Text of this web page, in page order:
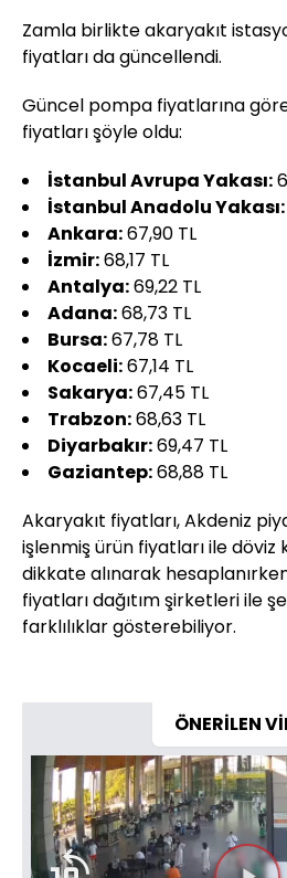
Zamla birlikte akaryakıt
fiyatları da güncellendi.
Güncel pompa fiyatlarına
fiyatları şöyle oldu:
İstanbul Avrupa Yakası:
İstanbul Anadolu Yakası:
Ankara:67,90 TL
İzmir:68,17 TL
Antalya:69,22 TL
Adana:68,73 TL
Bursa:67,78 TL
Kocaeli:67,14 TL
Sakarya:67,45 TL
Trabzon:68,63 TL
Diyarbakır:69,47 TL
Gaziantep:68,88 TL
Akaryakıt fiyatları, Akdeniz
işlenmiş ürün fiyatları ile
dikkate alınarak
fiyatları dağıtım şirketleri ile
farklılıklar gösterebiliyor.
ÖNERİLEN